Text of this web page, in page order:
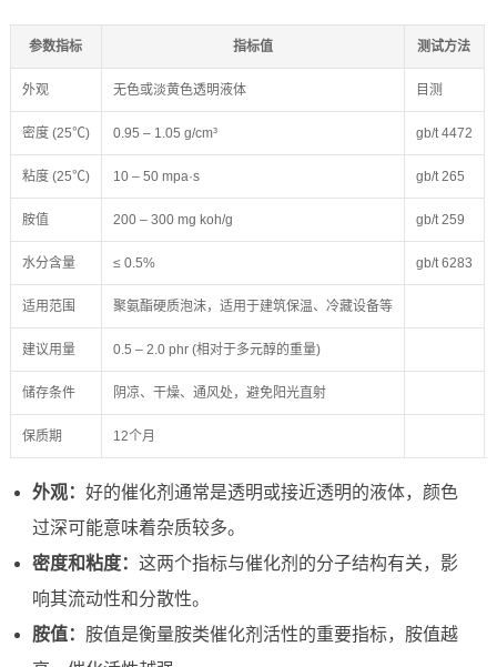
参数指标 指标值 测试方法
外观 无色或淡黄色透明液体 目测
密度 (25℃) 0.95 – 1.05 g/cm³ gb/t 4472
粘度 (25℃) 10 – 50 mpa·s gb/t 265
胺值 200 – 300 mg koh/g gb/t 259
水分含量 ≤ 0.5% gb/t 6283
适用范围 聚氨酯硬质泡沫，适用于建筑保温、冷藏设备等
建议用量 0.5 – 2.0 phr (相对于多元醇的重量)
储存条件 阴凉、干燥、通风处，避免阳光直射
保质期 12个月
外观： 好的催化剂通常是透明或接近透明的液体，颜色
过深可能意味着杂质较多。
密度和粘度： 这两个指标与催化剂的分子结构有关，影
响其流动性和分散性。
胺值： 胺值是衡量胺类催化剂活性的重要指标，胺值越